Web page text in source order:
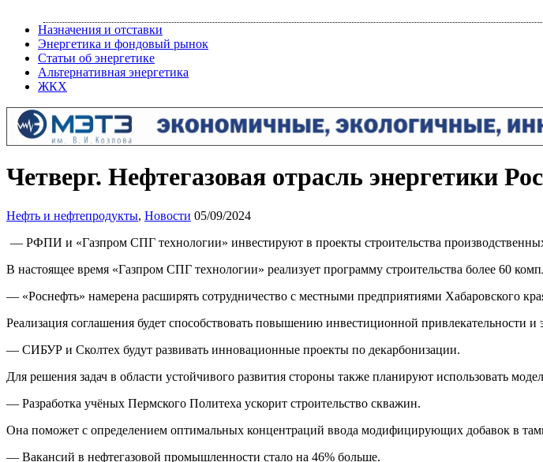
Назначения и отставки
Энергетика и фондовый рынок
Статьи об энергетике
Альтернативная энергетика
ЖКХ
Четверг. Нефтегазовая отрасль энергетики
Нефть и нефтепродукты, Новости 05/09/2024
— РФПИ и «Газпром СПГ технологии» инвестируют в проекты строительства
В настоящее время «Газпром СПГ технологии» реализует программу строительства более 60
— «Роснефть» намерена расширять сотрудничество с местными предприятиями Хабаровского
Реализация соглашения будет способствовать повышению инвестиционной привлекательности
— СИБУР и Сколтех будут развивать инновационные проекты по декарбонизации.
Для решения задач в области устойчивого развития стороны также планируют использовать
— Разработка учёных Пермского Политеха ускорит строительство скважин.
Она поможет с определением оптимальных концентраций ввода модифицирующих добавок в
— Вакансий в нефтегазовой промышленности стало на 46% больше.